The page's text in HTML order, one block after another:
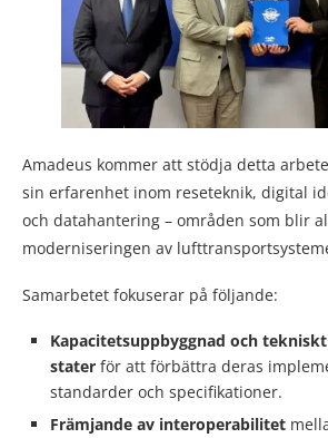
Amadeus kommer att stödja detta
sin erfarenhet inom reseteknik, digital
och datahantering – områden som blir
moderniseringen av
Samarbetet fokuserar på följande:
Kapacitetsuppbyggnad och
stater för att förbättra deras
standarder och specifikationer.
Främjande av interoperabilitet